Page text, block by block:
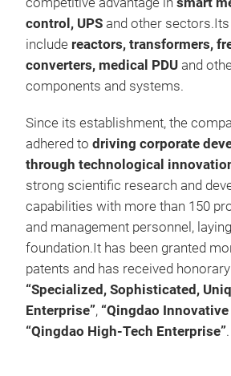
control, UPS and other
include reactors, transformers,
converters, medical PDU and
components and systems.
Since its establishment, the
adhered to driving corporate
through technological
strong scientific research and
capabilities with more than 150
and management personnel,
foundation.It has been granted
patents and has received
“Specialized, Sophisticated,
Enterprise”, “Qingdao
“Qingdao High-Tech Enterprise”.